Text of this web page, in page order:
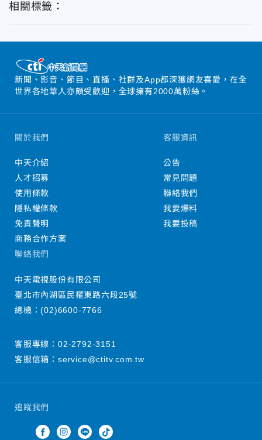
相關標籤：
新聞、影音、節目、直播、社群及App都深獲網友喜愛，在全
世界各地華人亦頗受歡迎，全球擁有2000萬粉絲。
追蹤我們
關於我們
中天介紹
人才招募
使用條款
隱私權條款
免責聲明
商務合作方案
客服資訊
公告
常見問題
聯絡我們
我要爆料
我要投稿
聯絡我們
中天電視股份有限公司
臺北市內湖區民權東路六段25號
總機：(02)6600-7766
客服專線： 02-2792-3151
客服信箱： service@ctitv.com.tw